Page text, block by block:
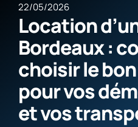
22/05/2026
Location
Bordeaux :
choisir le
pour vos
et vos